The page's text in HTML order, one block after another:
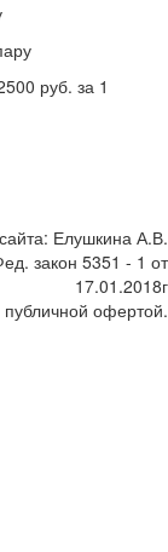
руб. за 1
Елушкина А.В.
закон 5351 - 1 от
17.01.2018г
офертой.